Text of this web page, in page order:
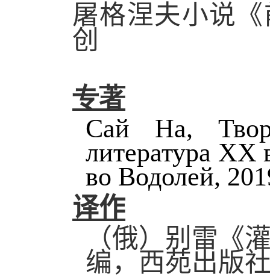
屠格涅夫小说
创
专著
Сай На,
литература
во Водолей,
译作
（俄）别雷《
编，西苑出版